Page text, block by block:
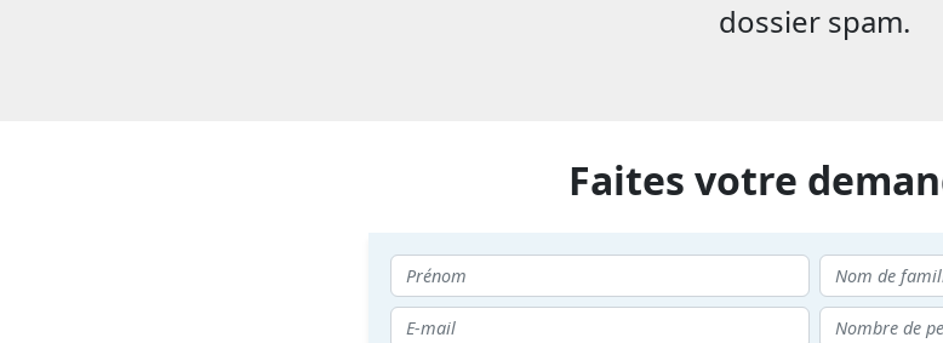
dossier spam.
Faites votre